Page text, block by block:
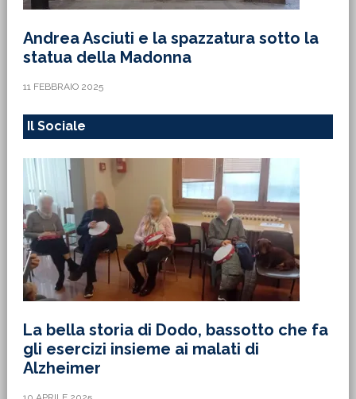
Andrea Asciuti e la spazzatura sotto la
statua della Madonna
11 FEBBRAIO 2025
Il Sociale
La bella storia di Dodo, bassotto che fa
gli esercizi insieme ai malati di
Alzheimer